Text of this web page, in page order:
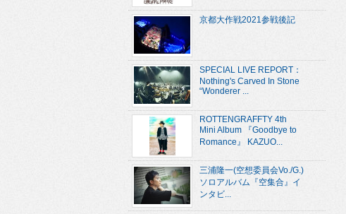
京都大作戦2021参戦後記
SPECIAL LIVE REPORT：
Nothing's Carved In Stone
“Wonderer ...
ROTTENGRAFFTY 4th
Mini Album 『Goodbye to
Romance』 KAZUO...
三浦隆一(空想委員会Vo./G.)
ソロアルバム『空集合』イ
ンタビ...